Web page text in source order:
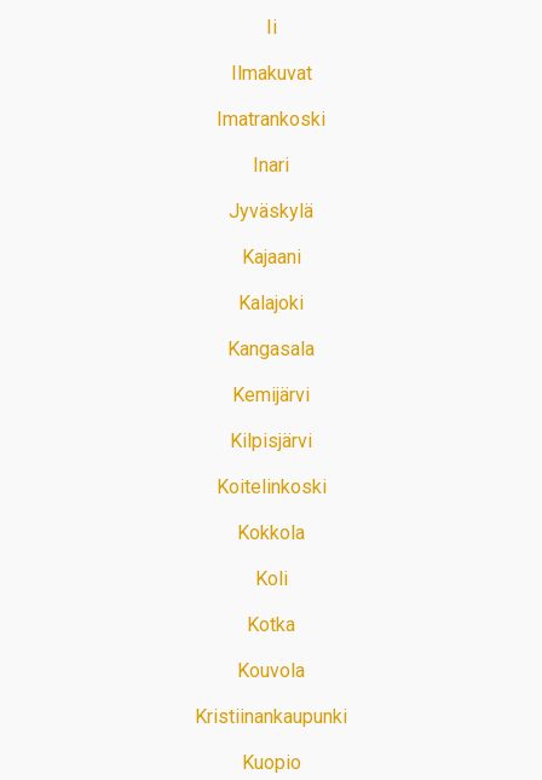
Ii
Ilmakuvat
Imatrankoski
Inari
Jyväskylä
Kajaani
Kalajoki
Kangasala
Kemijärvi
Kilpisjärvi
Koitelinkoski
Kokkola
Koli
Kotka
Kouvola
Kristiinankaupunki
Kuopio